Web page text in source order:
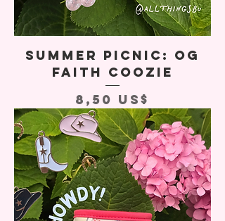
Summer Picnic: OG
Faith Coozie
Precio
8,50 US$